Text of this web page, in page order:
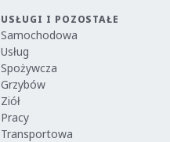
USŁUGI I POZOSTAŁE
Samochodowa
Usług
Spożywcza
Grzybów
Ziół
Pracy
Transportowa